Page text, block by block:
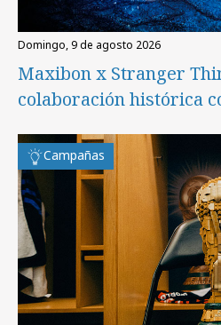
domingo, 9 de agosto 2026
Maxibon x Stranger
colaboración histórica
Campañas